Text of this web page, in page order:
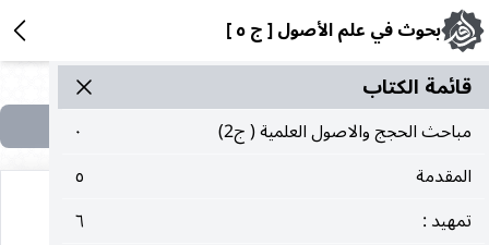
بحوث في علم الأصول [ ج ٥ ]
قائمة الکتاب
مباحث الحجج والاصول العلمية ( ج2)
٠
المقدمة
٥
تمهيد :
٦